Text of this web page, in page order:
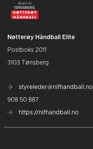
Nøtterøy Håndball Elite
Postboks 2011
3103 Tønsberg
styreleder@nifhandball.no
908 50 887
https://nifhandball.no